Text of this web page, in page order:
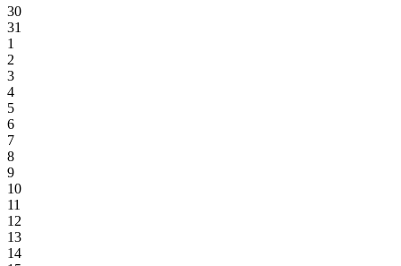
30
31
1
2
3
4
5
6
7
8
9
10
11
12
13
14